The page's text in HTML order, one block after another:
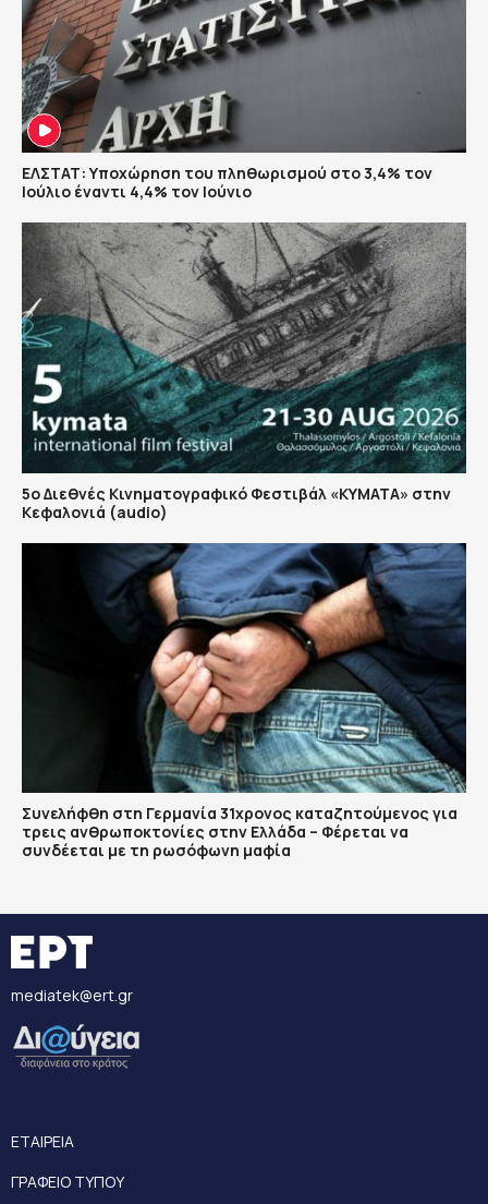
ΕΛΣΤΑΤ: Υποχώρηση του πληθωρισμού στο 3,4% τον
Ιούλιο έναντι 4,4% τον Ιούνιο
5ο Διεθνές Κινηματογραφικό Φεστιβάλ «ΚΥΜΑΤΑ» στην
Κεφαλονιά (audio)
Συνελήφθη στη Γερμανία 31χρονος καταζητούμενος για
τρεις ανθρωποκτονίες στην Ελλάδα – Φέρεται να
συνδέεται με τη ρωσόφωνη μαφία
mediatek@ert.gr
ΕΤΑΙΡΕΙΑ
ΓΡΑΦΕΙΟ ΤΥΠΟΥ